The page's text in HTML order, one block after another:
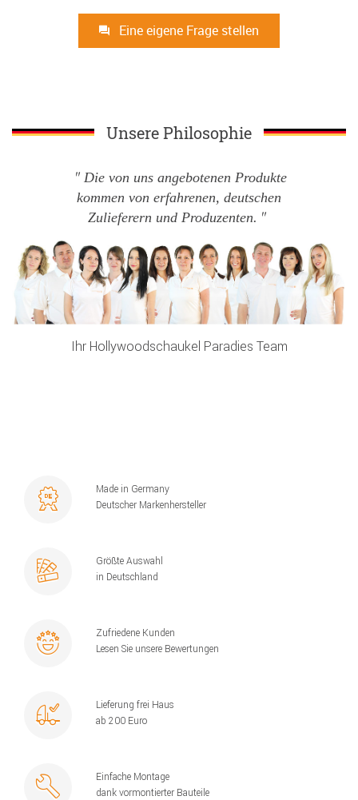
Eine eigene Frage stellen
Unsere Philosophie
Die von uns angebotenen Produkte
kommen von erfahrenen, deutschen
Zulieferern und Produzenten.
Ihr Hollywoodschaukel Paradies Team
Made in Germany
Deutscher Markenhersteller
Größte Auswahl
in Deutschland
Zufriedene Kunden
Lesen Sie unsere Bewertungen
Lieferung frei Haus
ab 200 Euro
Einfache Montage
dank vormontierter Bauteile